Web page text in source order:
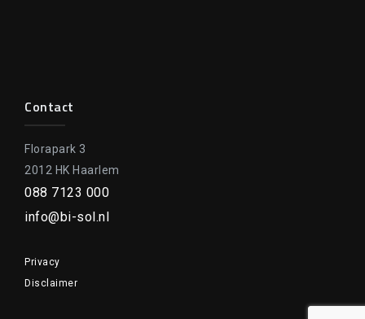
Contact
Florapark 3
2012 HK Haarlem
088 7123 000
info@bi-sol.nl
Privacy
Disclaimer